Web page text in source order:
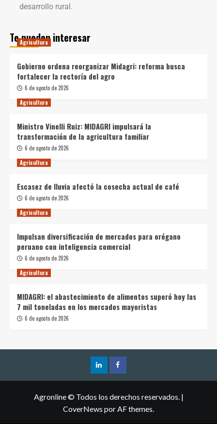
desarrollo rural.
Te pueden interesar
Agricultura
Gobierno ordena reorganizar Midagri: reforma busca
fortalecer la rectoría del agro
6 de agosto de 2026
Agricultura
Ministro Vinelli Ruiz: MIDAGRI impulsará la
transformación de la agricultura familiar
6 de agosto de 2026
Agricultura
Escasez de lluvia afectó la cosecha actual de café
6 de agosto de 2026
Agricultura
Impulsan diversificación de mercados para orégano
peruano con inteligencia comercial
6 de agosto de 2026
Agricultura
MIDAGRI: el abastecimiento de alimentos superó hoy las
7 mil toneladas en los mercados mayoristas
6 de agosto de 2026
Agronline © Todos los derechos reservados. |
CoverNews por AF themes.